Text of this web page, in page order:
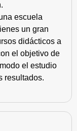
escuela
un gran
didácticos a
el objetivo de
el estudio
resultados.